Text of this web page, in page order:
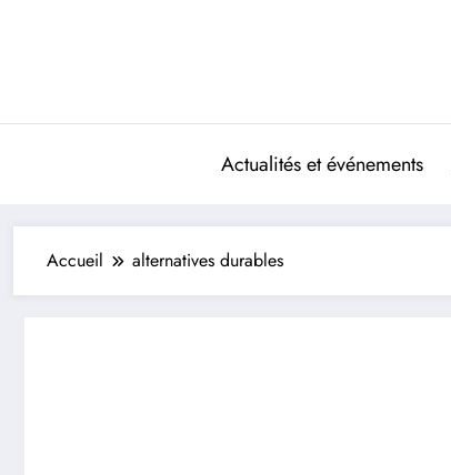
Actualités et événements
Accueil alternatives durables